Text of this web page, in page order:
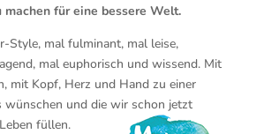
für eine bessere Welt.
Style, mal fulminant, mal leise,
mal euphorisch und wissend. Mit
mit Kopf, Herz und Hand zu einer
wünschen und die wir schon jetzt
füllen.